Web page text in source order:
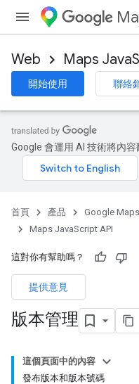
Web Maps
開始使用 聯絡
Google 會運用 AI 技術將內
首頁 產品 Google
Maps JavaScript API
這對你有幫助嗎？
提供意見
版本管理
這個頁面中的內容
發布版本和版本號碼